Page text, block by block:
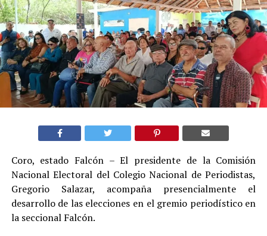
Coro, estado Falcón – El presidente de la Comisión
Nacional Electoral del Colegio Nacional de Periodistas,
Gregorio Salazar, acompaña presencialmente el
desarrollo de las elecciones en el gremio periodístico en
la seccional Falcón.